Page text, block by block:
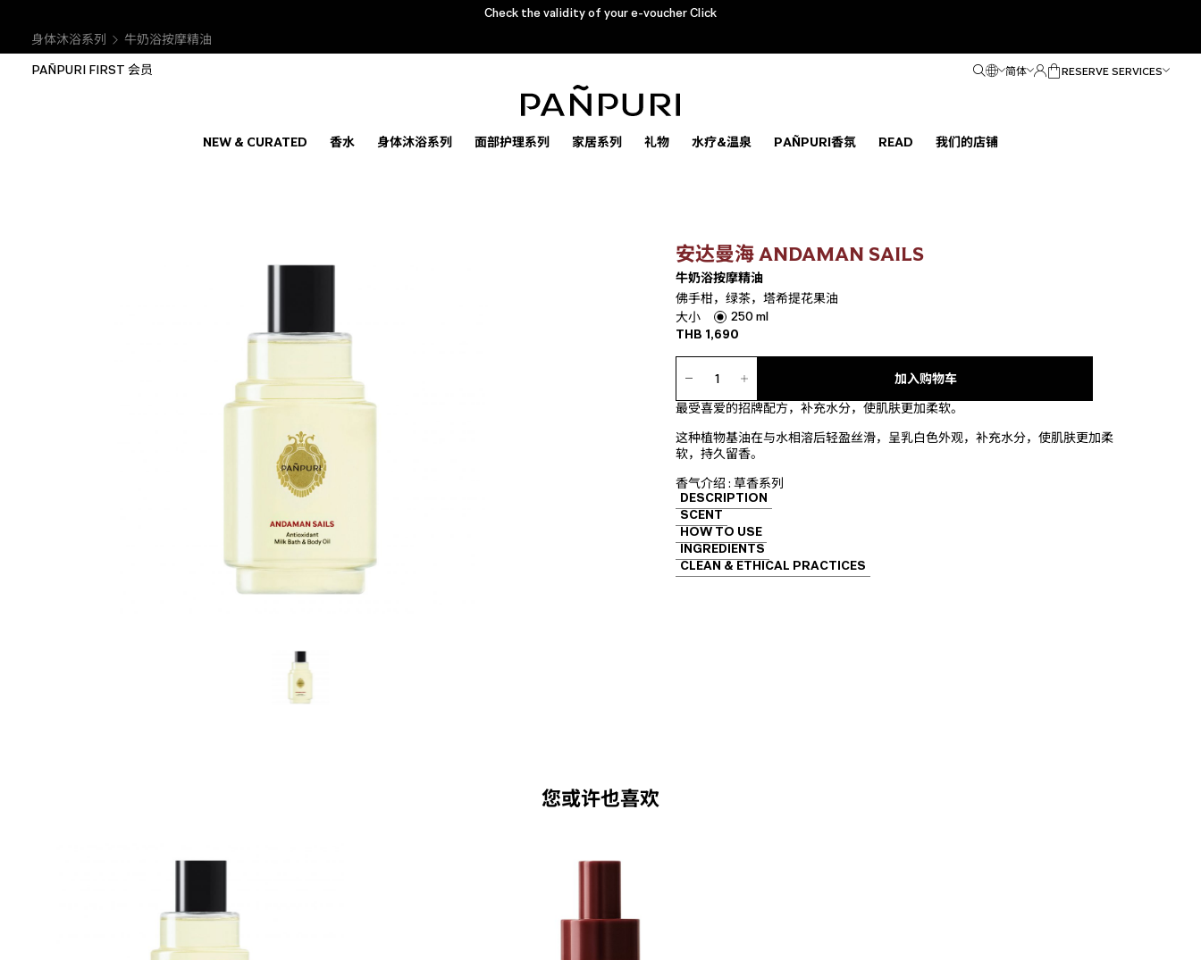
Check the validity of your e-voucher Click
身体沐浴系列
牛奶浴按摩精油
PAÑPURI FIRST 会员
简体 RESERVE SERVICES
NEW & CURATED 香水 身体沐浴系列 面部护理系列 家居系列 礼物 水疗&温泉 PAÑPURI香氛 READ 我们的店铺
安达曼海 ANDAMAN SAILS
牛奶浴按摩精油
佛手柑，绿茶，塔希提花果油
大小
250 ml
THB 1,690
牛
奶
按
摩
精
油
数
量
加入购物车
最受喜爱的招牌配方，补充水分，使肌肤更加柔软。
这种植物基油在与水相溶后轻盈丝滑，呈乳白色外观，补充水分，使肌肤更加柔
软，持久留香。
香气介绍 : 草香系列
DESCRIPTION
SCENT
HOW TO USE
INGREDIENTS
CLEAN & ETHICAL PRACTICES
您或许也喜欢